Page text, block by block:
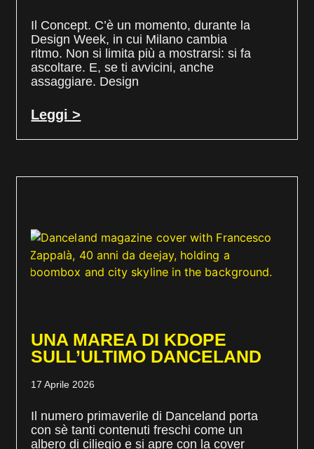
Il Concept. C’è un momento, durante la
Design Week, in cui Milano cambia
ritmo. Non si limita più a mostrarsi: si fa
ascoltare. E, se ti avvicini, anche
assaggiare. Design
Leggi >
UNA MAREA DI KDOPE
SULL’ULTIMO DANCELAND
17 Aprile 2026
Il numero primaverile di Danceland porta
con sè tanti contenuti freschi come un
albero di ciliegio e si apre con la cover